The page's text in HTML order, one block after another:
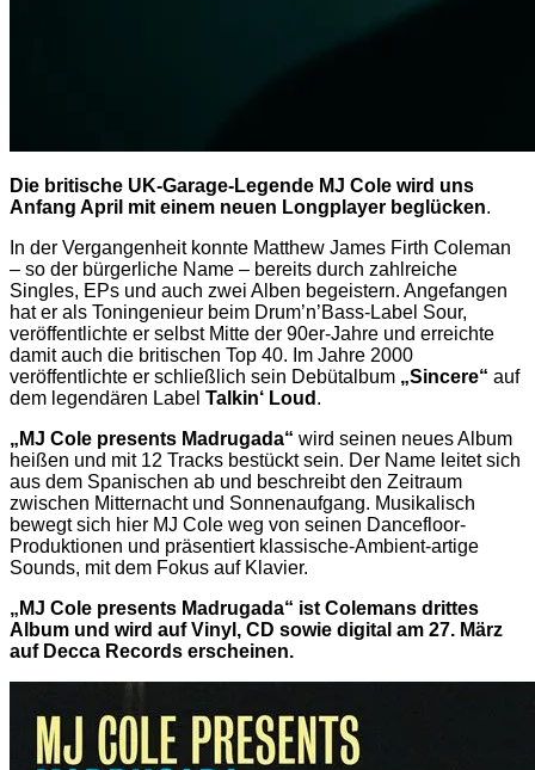
Die britische UK-Garage-Legende MJ Cole wird uns
Anfang April mit einem neuen Longplayer beglücken.
In der Vergangenheit konnte Matthew James Firth Coleman
– so der bürgerliche Name – bereits durch zahlreiche
Singles, EPs und auch zwei Alben begeistern. Angefangen
hat er als Toningenieur beim Drum’n’Bass-Label Sour,
veröffentlichte er selbst Mitte der 90er-Jahre und erreichte
damit auch die britischen Top 40. Im Jahre 2000
veröffentlichte er schließlich sein Debütalbum „Sincere“ auf
dem legendären Label Talkin‘ Loud .
„MJ Cole presents Madrugada“ wird seinen neues Album
heißen und mit 12 Tracks bestückt sein. Der Name leitet sich
aus dem Spanischen ab und beschreibt den Zeitraum
zwischen Mitternacht und Sonnenaufgang. Musikalisch
bewegt sich hier MJ Cole weg von seinen Dancefloor-
Produktionen und präsentiert klassische-Ambient-artige
Sounds, mit dem Fokus auf Klavier.
„MJ Cole presents Madrugada“ ist Colemans drittes
Album und wird auf Vinyl, CD sowie digital am 27. März
auf Decca Records erscheinen.